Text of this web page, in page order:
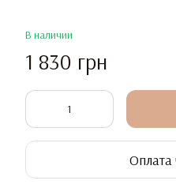
В наличии
1 830 грн
Оплата